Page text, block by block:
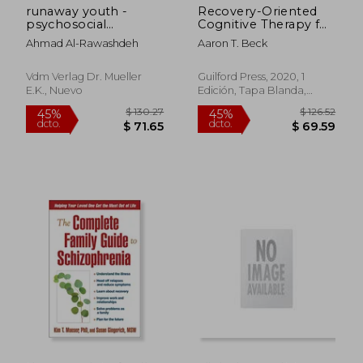
runaway youth -
psychosocial
characteristics
Ahmad Al-Rawashdeh
Vdm Verlag Dr. Mueller
E.k., Nuevo
Recovery-Oriented
Cognitive Therapy for
Serious Mental
Health Conditions (en
Aaron T. Beck
Guilford Press, 2020, 1
Edición, Tapa Blanda,
Nuevo